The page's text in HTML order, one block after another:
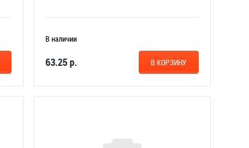
В наличии
63.25 р. В КОРЗИНУ